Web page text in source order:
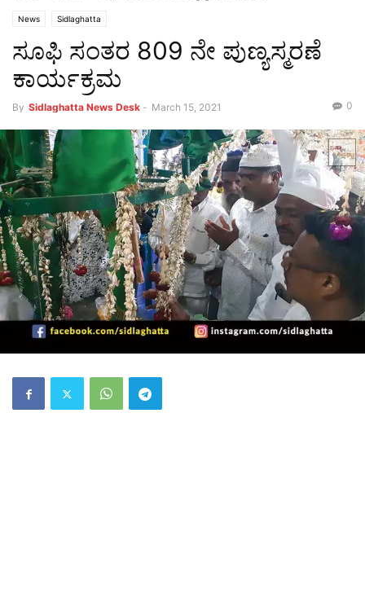
News Sidlaghatta
ಸೂಫಿ ಸಂತರ 809 ನೇ ಪುಣ್ಯಸ್ಮರಣೆ
ಕಾರ್ಯಕ್ರಮ
By Sidlaghatta News Desk - March 15, 2021 0